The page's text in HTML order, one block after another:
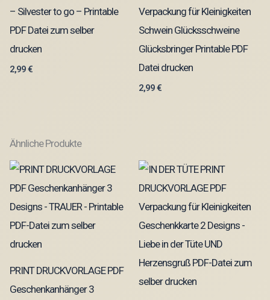
– Silvester to go – Printable
PDF Datei zum selber
drucken
2,99€
Verpackung für Kleinigkeiten
Schwein Glücksschweine
Glücksbringer Printable PDF
Datei drucken
2,99€
Ähnliche Produkte
PRINT DRUCKVORLAGE PDF
Geschenkanhänger 3